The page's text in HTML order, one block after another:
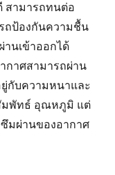
สามารถทนต่อ
ถป้องกันความชื้น
นเข้าออกได้
กาศสามารถผ่าน
กับความหนาและ
มพัทธ์ อุณหภูมิ แต่
มผ่านของอากาศ